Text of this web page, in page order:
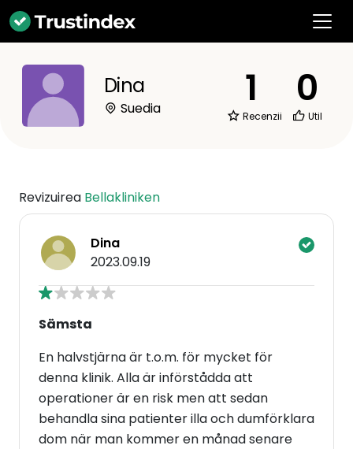
Dina
Suedia 1
Recenzii
0
Util
Revizuirea Bellakliniken
Dina
2023.09.19
Sämsta
En halvstjärna är t.o.m. för mycket för
denna klinik. Alla är införstådda att
operationer är en risk men att sedan
behandla sina patienter illa och dumförklara
dom när man kommer en månad senare